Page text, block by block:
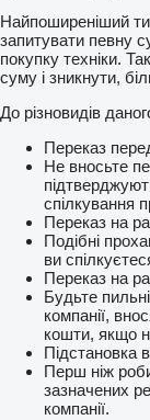
Найпоширеніший
запитувати певну
покупку техніки.
суму і зникнути,
До різновидів
Переказ
Не вносьте
спілкування
Переказ на
Подібні
ви
Переказ на
Будьте
компанії,
кошти, якщо
Підстановка
Перш ніж
зазначених
компанії.